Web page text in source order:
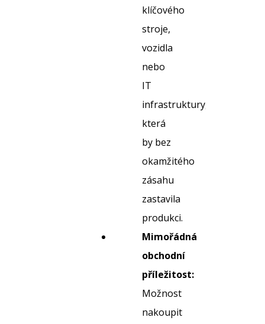
klíčového
stroje,
vozidla
nebo
IT
infrastruktury,
která
by bez
okamžitého
zásahu
zastavila
produkci.
Mimořádná
obchodní
příležitost:
Možnost
nakoupit